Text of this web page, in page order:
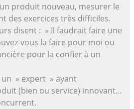
produit nouveau, mesurer le
des exercices très difficiles.
disent : » Il faudrait faire une
vous la faire pour moi ou
pour la confier à un
» expert » ayant
(bien ou service) innovant…